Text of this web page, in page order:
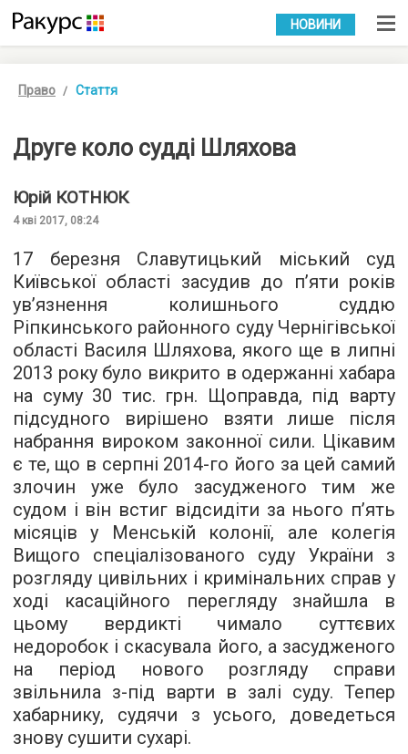
УКР РУС
НОВИНИ
Право Стаття
Друге коло судді Шляхова
Юрій КОТНЮК
4 кві 2017, 08:24
17 березня Славутицький міський суд
Київської області засудив до п’яти років
ув’язнення колишнього суддю
Ріпкинського районного суду Чернігівської
області Василя Шляхова, якого ще в липні
2013 року було викрито в одержанні хабара
на суму 30 тис. грн. Щоправда, під варту
підсудного вирішено взяти лише після
набрання вироком законної сили. Цікавим
є те, що в серпні 2014-го його за цей самий
злочин уже було засудженого тим же
судом і він встиг відсидіти за нього п’ять
місяців у Менській колонії, але колегія
Вищого спеціалізованого суду України з
розгляду цивільних і кримінальних справ у
ході касаційного перегляду знайшла в
цьому вердикті чимало суттєвих
недоробок і скасувала його, а засудженого
на період нового розгляду справи
звільнила з-під варти в залі суду. Тепер
хабарнику, судячи з усього, доведеться
знову сушити сухарі.